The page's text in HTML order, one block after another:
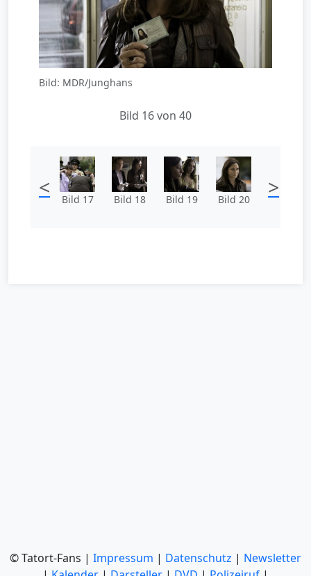
Bild: MDR/Junghans
Bild 16 von 40
< Bild 17 Bild 18 Bild 19 Bild 20 >
© Tatort-Fans | Impressum | Datenschutz | Newsletter